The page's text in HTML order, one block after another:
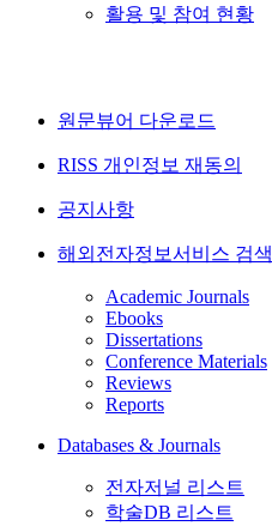
활용 및 참여 현황
원문뷰어 다운로드
RISS 개인정보 재동의
공지사항
해외전자정보서비스 검색
Academic Journals
Ebooks
Dissertations
Conference Materials
Reviews
Reports
Databases & Journals
전자저널 리스트
학술DB 리스트